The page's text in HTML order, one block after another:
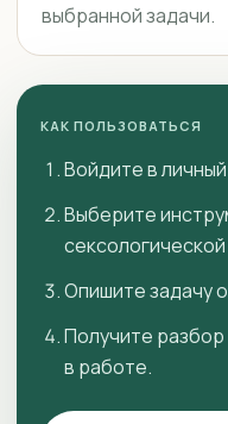
выбранной задачи.
КАК ПОЛЬЗОВАТЬСЯ
Войдите в
Выберите
Опишите задачу
Получите
в работе.